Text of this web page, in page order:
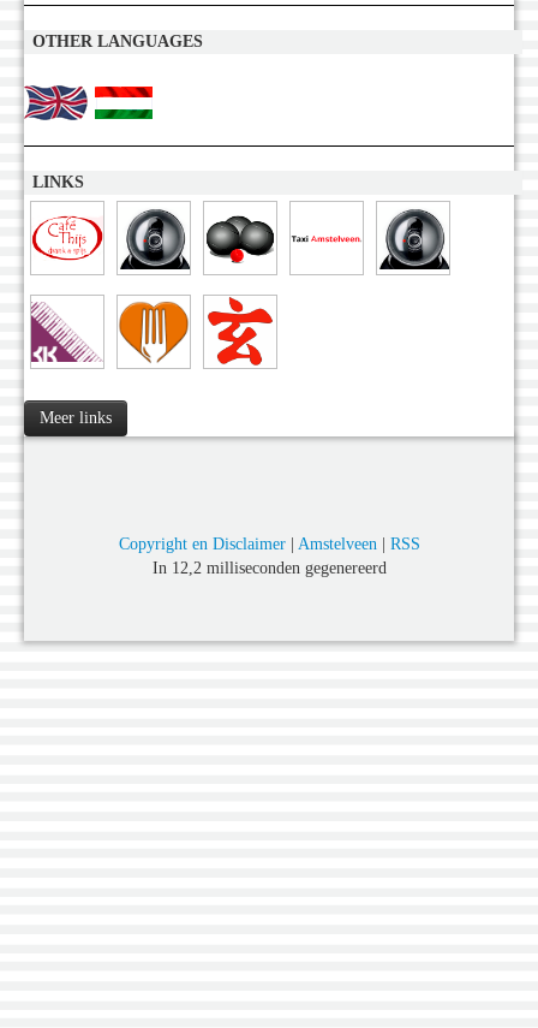
OTHER LANGUAGES
LINKS
Meer links
Copyright en Disclaimer| Amstelveen| RSS
In 12,2 milliseconden gegenereerd